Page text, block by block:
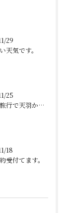
29
天気です。
25
夏の家族旅行で天羽から近くの体験工房で丼🍜作ったのが、忘れた...
18
受付てます。